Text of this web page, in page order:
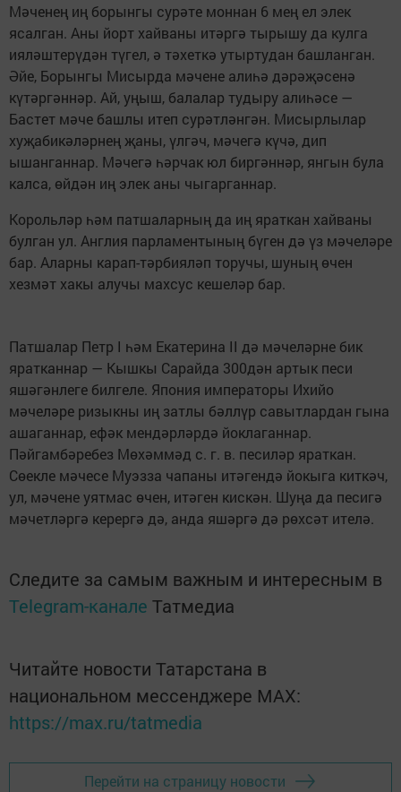
Мәченең иң борынгы сурәте моннан 6 мең ел элек
ясалган. Аны йорт хайваны итәргә тырышу да кулга
ияләштерүдән түгел, ә тәхеткә утыртудан башланган.
Әйе, Борынгы Мисырда мәчене алиһә дәрәҗәсенә
күтәргәннәр. Ай, уңыш, балалар тудыру алиһәсе —
Бастет мәче башлы итеп сурәтләнгән. Мисырлылар
хуҗабикәләрнең җаны, үлгәч, мәчегә күчә, дип
ышанганнар. Мәчегә һәрчак юл биргәннәр, янгын була
калса, өйдән иң элек аны чыгарганнар.
Корольләр һәм патшаларның да иң яраткан хайваны
булган ул. Англия парламентының бүген дә үз мәчеләре
бар. Аларны карап-тәрбияләп торучы, шуның өчен
хезмәт хакы алучы махсус кешеләр бар.
Патшалар Петр I һәм Екатерина II дә мәчеләрне бик
яратканнар — Кышкы Сарайда 300дән артык песи
яшәгәнлеге билгеле. Япония императоры Ихийо
мәчеләре ризыкны иң затлы бәллүр савытлардан гына
ашаганнар, ефәк мендәрләрдә йоклаганнар.
Пәйгамбәребез Мөхәммәд с. г. в. песиләр яраткан.
Сөекле мәчесе Муэзза чапаны итәгендә йокыга киткәч,
ул, мәчене уятмас өчен, итәген кискән. Шуңа да песигә
мәчетләргә керергә дә, анда яшәргә дә рөхсәт ителә.
Следите за самым важным и интересным в
Telegram-канале Татмедиа
Читайте новости Татарстана в
национальном мессенджере MАХ:
https://max.ru/tatmedia
Перейти на страницу новости